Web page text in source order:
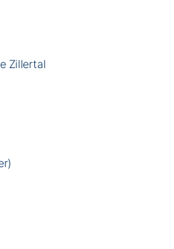
Zillertal